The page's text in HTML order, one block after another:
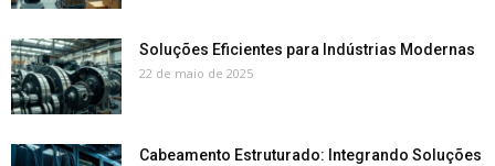
Soluções Eficientes para Indústrias Modernas
22 de maio de 2025
Cabeamento Estruturado: Integrando Soluções